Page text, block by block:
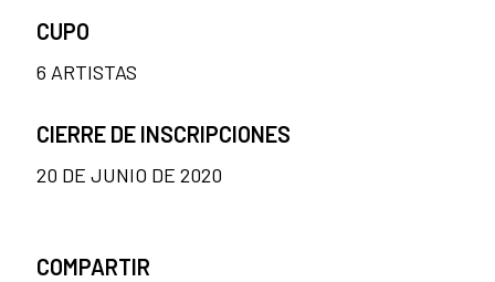
CUPO
6 ARTISTAS
CIERRE DE INSCRIPCIONES
20 DE JUNIO DE 2020
COMPARTIR